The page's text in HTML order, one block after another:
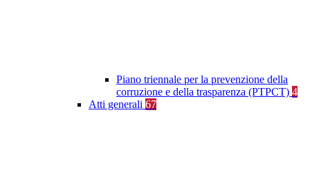
Piano triennale per la prevenzione della
corruzione e della trasparenza (PTPCT) 4
Atti generali 67